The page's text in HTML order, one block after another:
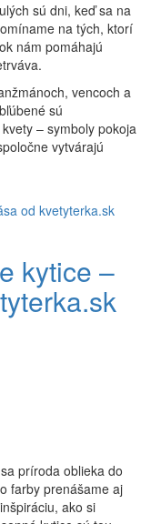
sú dni, keď sa na
na tých, ktorí
nám pomáhajú
vencoch a
sú
– symboly pokoja
vytvárajú
kytice –
príroda oblieka do
farby prenášame aj
ako si